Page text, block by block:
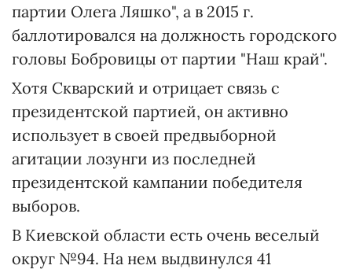
партии Олега Ляшко", а в 2015 г.
баллотировался на должность городского
головы Бобровицы от партии "Наш край".
Хотя Скварский и отрицает связь с
президентской партией, он активно
использует в своей предвыборной
агитации лозунги из последней
президентской кампании победителя
выборов.
В Киевской области есть очень веселый
округ №94. На нем выдвинулся 41